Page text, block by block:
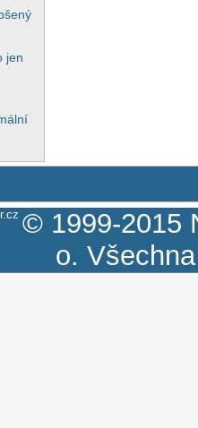
jen
© 1999-2015
o.